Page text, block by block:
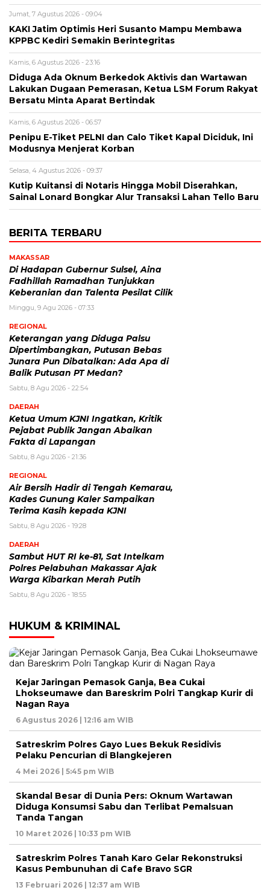
Jumat, 7 Agustus 2026 - 09:04
KAKI Jatim Optimis Heri Susanto Mampu Membawa
KPPBC Kediri Semakin Berintegritas
Kamis, 6 Agustus 2026 - 23:16
Diduga Ada Oknum Berkedok Aktivis dan Wartawan
Lakukan Dugaan Pemerasan, Ketua LSM Forum Rakyat
Bersatu Minta Aparat Bertindak
Kamis, 6 Agustus 2026 - 06:57
Penipu E-Tiket PELNI dan Calo Tiket Kapal Diciduk, Ini
Modusnya Menjerat Korban
Selasa, 4 Agustus 2026 - 09:37
Kutip Kuitansi di Notaris Hingga Mobil Diserahkan,
Sainal Lonard Bongkar Alur Transaksi Lahan Tello Baru
BERITA TERBARU
MAKASSAR
Di Hadapan Gubernur Sulsel, Aina
Fadhillah Ramadhan Tunjukkan
Keberanian dan Talenta Pesilat Cilik
Minggu, 9 Agu 2026 - 07:33
REGIONAL
Keterangan yang Diduga Palsu
Dipertimbangkan, Putusan Bebas
Junara Pun Dibatalkan: Ada Apa di
Balik Putusan PT Medan?
Sabtu, 8 Agu 2026 - 22:54
DAERAH
Ketua Umum KJNI Ingatkan, Kritik
Pejabat Publik Jangan Abaikan
Fakta di Lapangan
Sabtu, 8 Agu 2026 - 21:36
REGIONAL
Air Bersih Hadir di Tengah Kemarau,
Kades Gunung Kaler Sampaikan
Terima Kasih kepada KJNI
Sabtu, 8 Agu 2026 - 19:28
DAERAH
Sambut HUT RI ke-81, Sat Intelkam
Polres Pelabuhan Makassar Ajak
Warga Kibarkan Merah Putih
Sabtu, 8 Agu 2026 - 18:55
HUKUM & KRIMINAL
Kejar Jaringan Pemasok Ganja, Bea Cukai
Lhokseumawe dan Bareskrim Polri Tangkap Kurir di
Nagan Raya
6 Agustus 2026 | 12:16 am WIB
Satreskrim Polres Gayo Lues Bekuk Residivis
Pelaku Pencurian di Blangkejeren
4 Mei 2026 | 5:45 pm WIB
Skandal Besar di Dunia Pers: Oknum Wartawan
Diduga Konsumsi Sabu dan Terlibat Pemalsuan
Tanda Tangan
10 Maret 2026 | 10:33 pm WIB
Satreskrim Polres Tanah Karo Gelar Rekonstruksi
Kasus Pembunuhan di Cafe Bravo SGR
13 Februari 2026 | 12:37 am WIB